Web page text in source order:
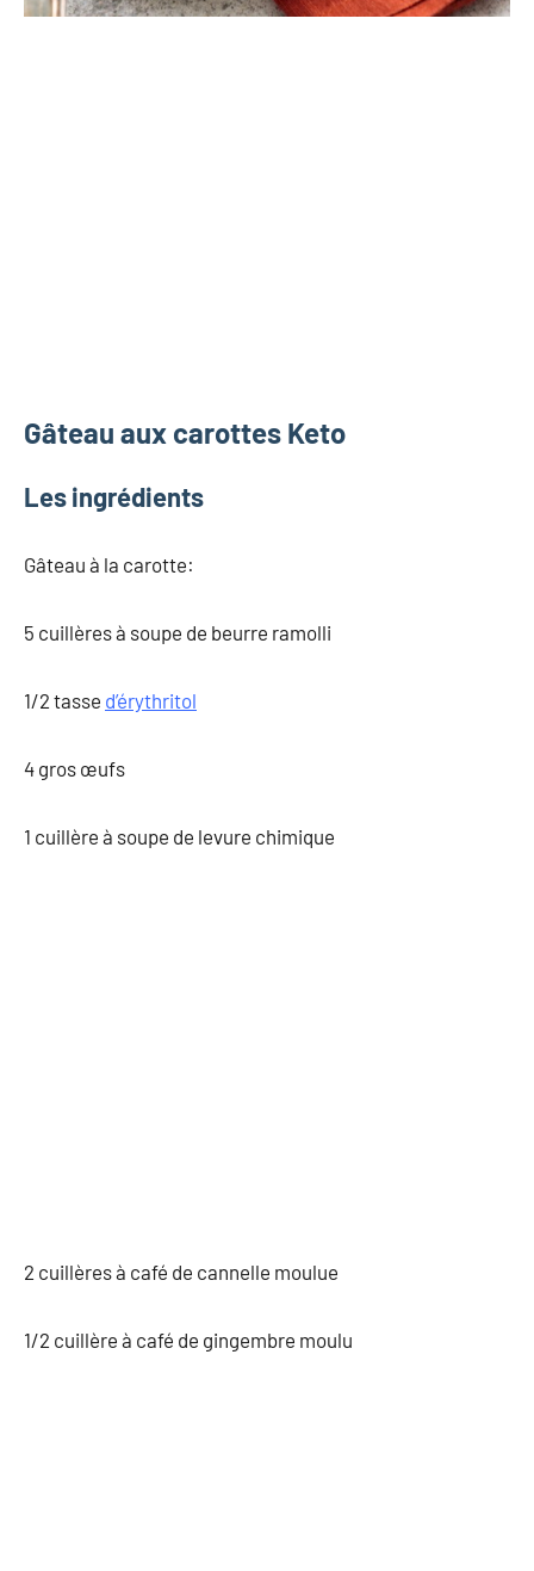
Gâteau aux carottes Keto
Les ingrédients
Gâteau à la carotte:
5 cuillères à soupe de beurre ramolli
1/2 tasse d’érythritol
4 gros œufs
1 cuillère à soupe de levure chimique
2 cuillères à café de cannelle moulue
1/2 cuillère à café de gingembre moulu